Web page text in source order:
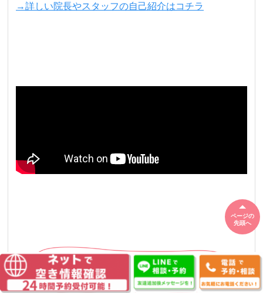
→詳しい院長やスタッフの自己紹介はコチラ
ページの
先頭へ